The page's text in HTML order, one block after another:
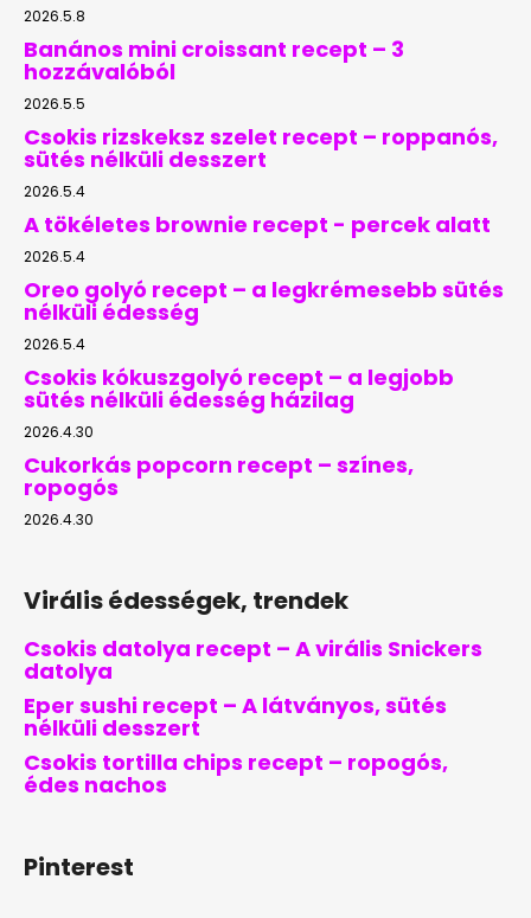
2026.5.8
Banános mini croissant recept – 3
hozzávalóból
2026.5.5
Csokis rizskeksz szelet recept – roppanós,
sütés nélküli desszert
2026.5.4
A tökéletes brownie recept - percek alatt
2026.5.4
Oreo golyó recept – a legkrémesebb sütés
nélküli édesség
2026.5.4
Csokis kókuszgolyó recept – a legjobb
sütés nélküli édesség házilag
2026.4.30
Cukorkás popcorn recept – színes,
ropogós
2026.4.30
Virális édességek, trendek
Csokis datolya recept – A virális Snickers
datolya
Eper sushi recept – A látványos, sütés
nélküli desszert
Csokis tortilla chips recept – ropogós,
édes nachos
Pinterest